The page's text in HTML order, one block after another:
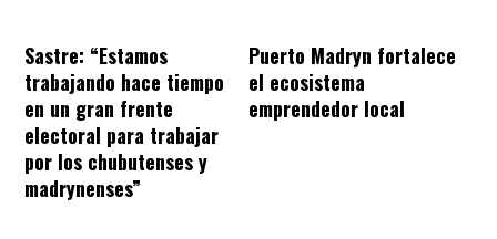
Sastre: “Estamos
trabajando hace tiempo
en un gran frente
electoral para trabajar
por los chubutenses y
madrynenses”
Puerto Madryn fortalece
el ecosistema
emprendedor local